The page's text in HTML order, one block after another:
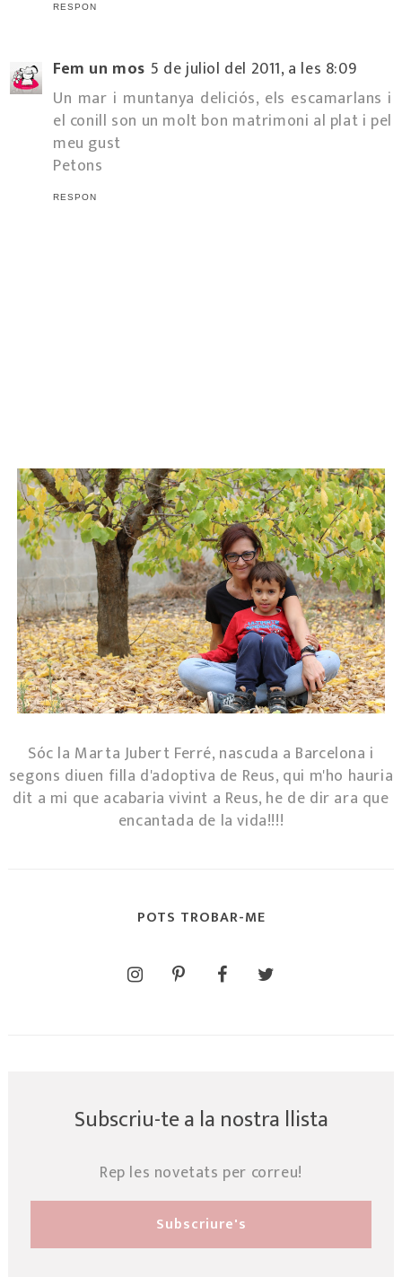
RESPON
Fem un mos 5 de juliol del 2011, a les 8:09
Un mar i muntanya deliciós, els escamarlans i
el conill son un molt bon matrimoni al plat i pel
meu gust
Petons
RESPON
Sóc la Marta Jubert Ferré, nascuda a Barcelona i
segons diuen filla d'adoptiva de Reus, qui m'ho hauria
dit a mi que acabaria vivint a Reus, he de dir ara que
encantada de la vida!!!!
POTS TROBAR-ME
Subscriu-te a la nostra llista
Rep les novetats per correu!